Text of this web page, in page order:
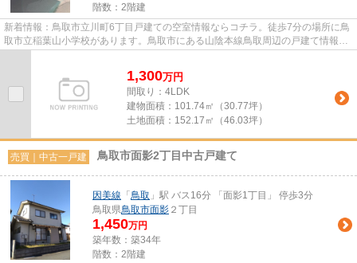
階数：2階建
新着情報：鳥取市立川町6丁目戸建ての空室情報ならコチラ。徒歩7分の場所に鳥
取市立稲葉山小学校があります。鳥取市にある山陰本線鳥取周辺の戸建て情報を
豊富に取り扱っています。お...
1,300万円
間取り：4LDK
建物面積： 101.74㎡（30.77坪）
土地面積： 152.17㎡（46.03坪）
売買｜中古一戸建 鳥取市面影2丁目中古戸建て
因美線 「鳥取 」駅 バス16分 「面影1丁目」 停歩3分
鳥取県鳥取市面影 ２丁目
1,450万円
築年数：築34年
階数：2階建